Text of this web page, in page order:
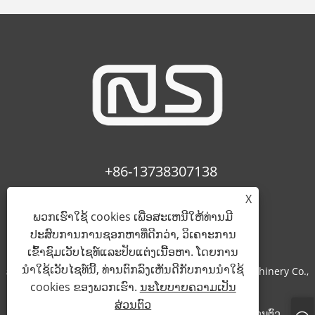
+86-13738307138
info@newstar-machine.com
ສະຫງວນລິຂະສິດ © 2022 Wenzhou Feihua Printing Machinery Co.,
Ltd.
X
ພວກເຮົາໃຊ້ cookies ເພື່ອສະເຫນີໃຫ້ທ່ານມີ
ປະສົບການການຊອກຫາທີ່ດີກວ່າ, ວິເຄາະການ
ເຂົ້າຊົມເວັບໄຊທ໌ແລະປັບແຕ່ງເນື້ອຫາ. ໂດຍການ
ນໍາໃຊ້ເວັບໄຊທ໌ນີ້, ທ່ານຕົກລົງເຫັນດີກັບການນໍາໃຊ້
cookies ຂອງພວກເຮົາ. ນະໂຍບາຍຄວາມເປັນ
ສ່ວນຕົວ